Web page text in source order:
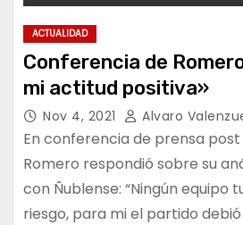
ACTUALIDAD
Conferencia de
mi actitud positiva»
Nov 4, 2021 Alvaro
En conferencia de prensa
Romero respondió sobre su
con Ñublense: “Ningún equipo
riesgo, para mi el partido